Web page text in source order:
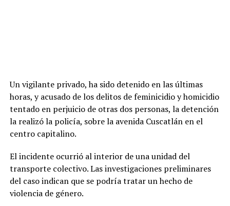
Un vigilante privado, ha sido detenido en las últimas
horas, y acusado de los delitos de feminicidio y homicidio
tentado en perjuicio de otras dos personas, la detención
la realizó la policía, sobre la avenida Cuscatlán en el
centro capitalino.
El incidente ocurrió al interior de una unidad del
transporte colectivo. Las investigaciones preliminares
del caso indican que se podría tratar un hecho de
violencia de género.